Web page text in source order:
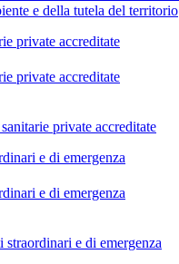
e della tutela del territorio
private accreditate
private accreditate
private accreditate
e di emergenza
e di emergenza
straordinari e di emergenza